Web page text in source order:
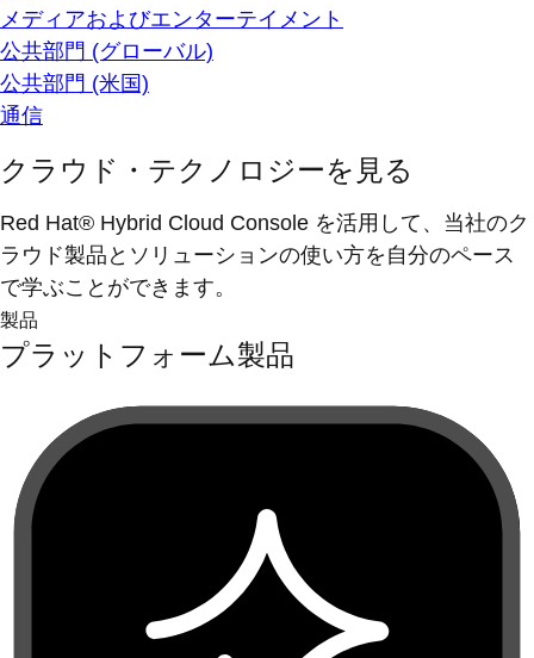
メディアおよびエンターテイメント
公共部門 (グローバル)
公共部門 (米国)
通信
クラウド・テクノロジーを見る
Red Hat® Hybrid Cloud Console を活用して、当社のク
ラウド製品とソリューションの使い方を自分のペース
で学ぶことができます。
製品
プラットフォーム製品